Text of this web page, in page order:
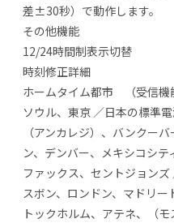
差±30秒）で動作します。
その他機能
12/24時間制表示切替
時刻修正詳細
ホームタイム都市 （受信機
ソウル、東京 ／日本の標準電
（アンカレジ）、バンクー
ン、デンバー、メキシコシ
ファックス、セントジョンズ
スボン、ロンドン、マドリー
トックホルム、アテネ、（